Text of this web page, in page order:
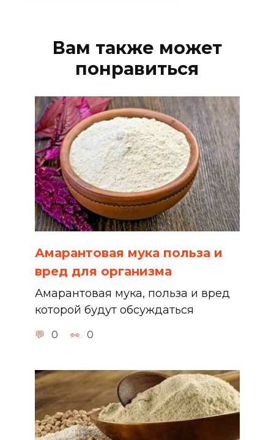
Вам также может
понравиться
Амарантовая мука польза и
вред для организма
Амарантовая мука, польза и вред
которой будут обсуждаться
0 0